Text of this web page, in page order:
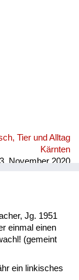
Tier und Alltag
Kärnten
November 2020
Jg. 1951
einmal einen
(gemeint
ein linkisches